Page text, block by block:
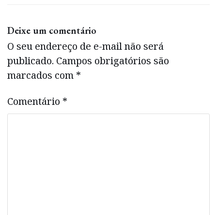
Deixe um comentário
O seu endereço de e-mail não será
publicado. Campos obrigatórios são
marcados com *
Comentário *